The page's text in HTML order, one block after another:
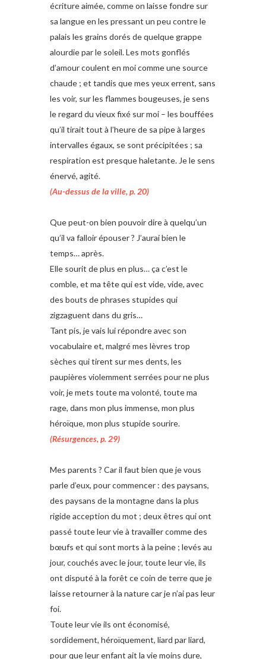
écriture aimée, comme on laisse fondre sur
sa langue en les pressant un peu contre le
palais les grains dorés de quelque grappe
alourdie par le soleil. Les mots gonflés
d’amour coulent en moi comme une source
chaude ; et tandis que mes yeux errent, sans
les voir, sur les flammes bougeuses, je sens
le regard du vieux fixé sur moi – les bouffées
qu’il tirait tout à l’heure de sa pipe à larges
intervalles égaux, se sont précipitées ; sa
respiration est presque haletante. Je le sens
énervé, agité.
(Au-dessus de la ville, p. 20)
Que peut-on bien pouvoir dire à quelqu’un
qu’il va falloir épouser ? J’aurai bien le
temps… après.
Elle sourit de plus en plus… ça c’est le
comble, et ma tête qui est vide, vide, avec
des bouts de phrases stupides qui
zigzaguent dans du gris…
Tant pis, je vais lui répondre avec son
vocabulaire et, malgré mes lèvres trop
sèches qui tirent sur mes dents, les
paupières violemment serrées pour ne plus
voir, je mets toute ma volonté, toute ma
rage, dans mon plus immense, mon plus
héroïque, mon plus stupide sourire.
(Résurgences, p. 29)
Mes parents ? Car il faut bien que je vous
parle d’eux, pour commencer : des paysans,
des paysans de la montagne dans la plus
rigide acception du mot ; deux êtres qui ont
passé toute leur vie à travailler comme des
bœufs et qui sont morts à la peine ; levés au
jour, couchés avec le jour, toute leur vie, ils
ont disputé à la forêt ce coin de terre que je
laisse retourner à la nature car je n’ai pas leur
foi.
Toute leur vie ils ont économisé,
sordidement, héroïquement, liard par liard,
pour que leur enfant ait la vie moins dure,